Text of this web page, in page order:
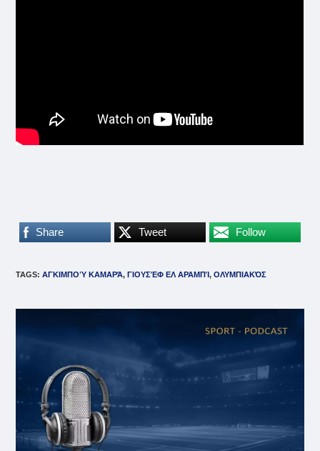
Share Tweet Follow
TAGS:ΑΓΚΙΜΠΟΎ ΚΑΜΑΡΆ, ΓΙΟΥΣΈΦ ΕΛ ΑΡΑΜΠΊ, ΟΛΥΜΠΙΑΚΌΣ